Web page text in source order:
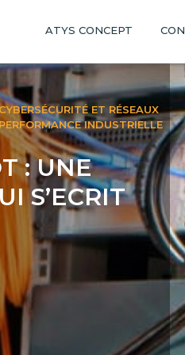
ATYS CONCEPT
ET RÉSEAUX
INDUSTRIELLE
: UNE
S’ECRIT